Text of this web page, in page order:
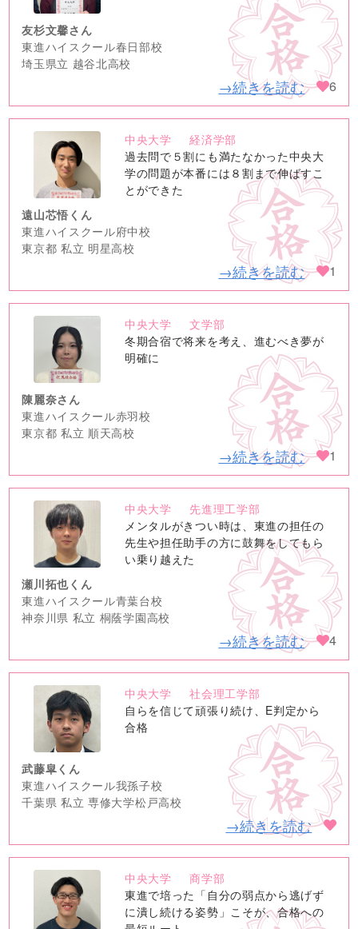
友杉文馨さん
東進ハイスクール春日部校
埼玉県立 越谷北高校
→続きを読む 6
no
image
中央大学
経済学部
過去問で５割にも満たなかった中央大
学の問題が本番には８割まで伸ばすこ
とができた
遠山芯悟くん
東進ハイスクール府中校
東京都 私立 明星高校
→続きを読む 1
no
image
中央大学
文学部
冬期合宿で将来を考え、進むべき夢が
明確に
陳麗奈さん
東進ハイスクール赤羽校
東京都 私立 順天高校
→続きを読む 1
no
image
中央大学
先進理工学部
メンタルがきつい時は、東進の担任の
先生や担任助手の方に鼓舞をしてもら
い乗り越えた
瀬川拓也くん
東進ハイスクール青葉台校
神奈川県 私立 桐蔭学園高校
→続きを読む 4
no
image
中央大学
社会理工学部
自らを信じて頑張り続け、E判定から
合格
武藤皐くん
東進ハイスクール我孫子校
千葉県 私立 専修大学松戸高校
→続きを読む
no
image
中央大学
商学部
東進で培った「自分の弱点から逃げず
に潰し続ける姿勢」こそが、合格への